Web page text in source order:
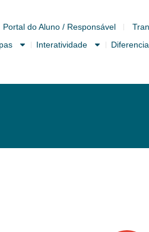
Portal do Aluno / Responsável
Interatividade